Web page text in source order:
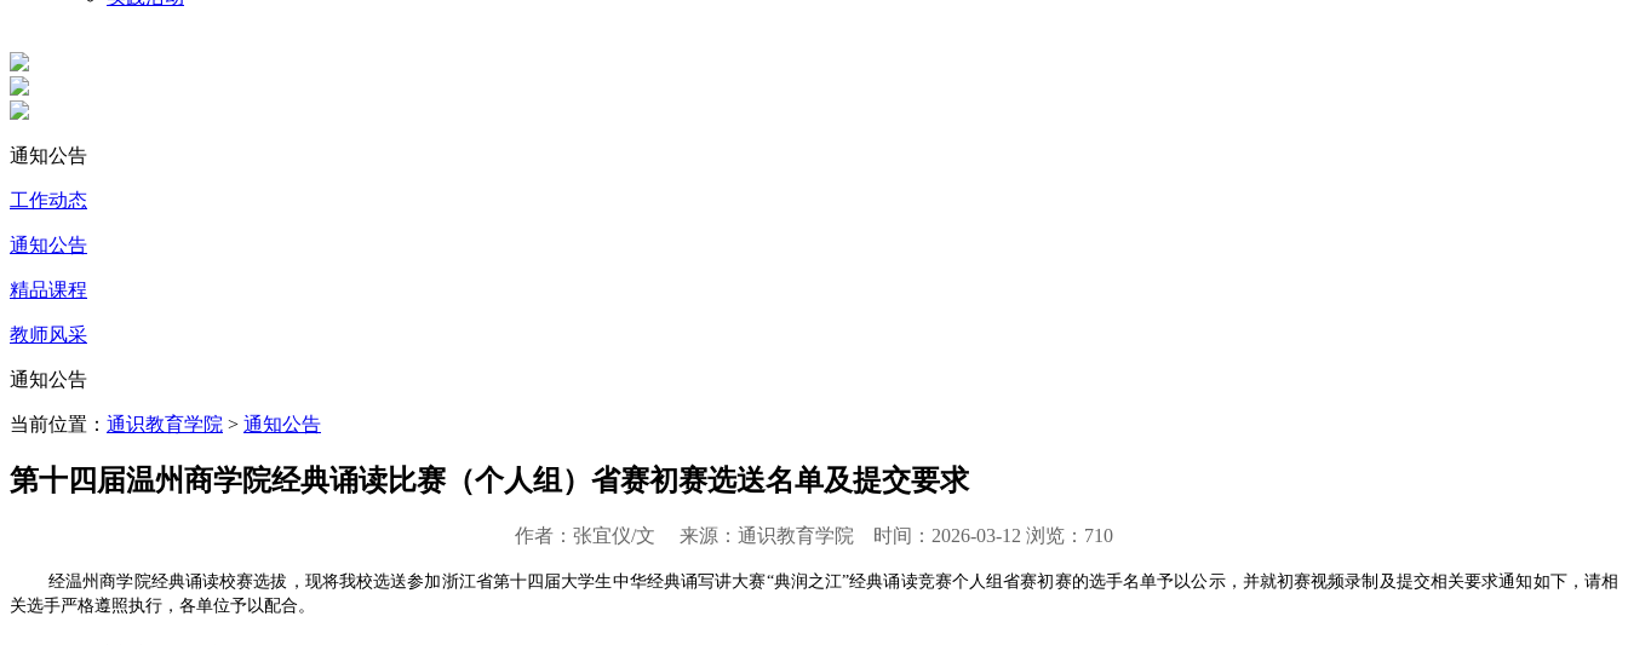
通知公告
工作动态
通知公告
精品课程
教师风采
通知公告
当前位置： 通识教育学院 > 通知公告
第十四届温州商学院经典诵读比赛（个人组）省赛初赛选送名单及提交要求
作者：张宜仪/文 来源：通识教育学院 时间：2026-03-12 浏览： 710
经温州商学院经典诵读校赛选拔，现将我校选送参加浙江省第十四届大学生中华经典诵写讲大赛“典润之江”经典诵读竞赛个人组省赛初赛的选手名单予以公示，并就初赛视频录制及提交相关要求通知如下，请相
关选手严格遵照执行，各单位予以配合。